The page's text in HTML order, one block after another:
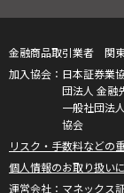
金融商品取引業者 関
日本証券業
団法人 金融
一般社団法
協会
リスク・手数料などの
個人情報のお取り扱い
マネックス